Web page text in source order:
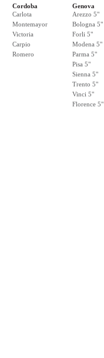
Cordoba
Carlota
Montemayor
Victoria
Carpio
Romero
Genova
Arezzo 5"
Bologna 5"
Forli 5"
Modena 5"
Parma 5"
Pisa 5"
Sienna 5"
Trento 5"
Vinci 5"
Florence 5"